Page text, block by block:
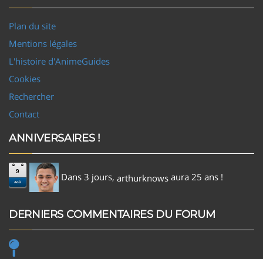
Plan du site
Mentions légales
L'histoire d'AnimeGuides
Cookies
Rechercher
Contact
ANNIVERSAIRES !
9
Aoû Dans 3 jours, arthurknows aura 25 ans !
DERNIERS COMMENTAIRES DU FORUM